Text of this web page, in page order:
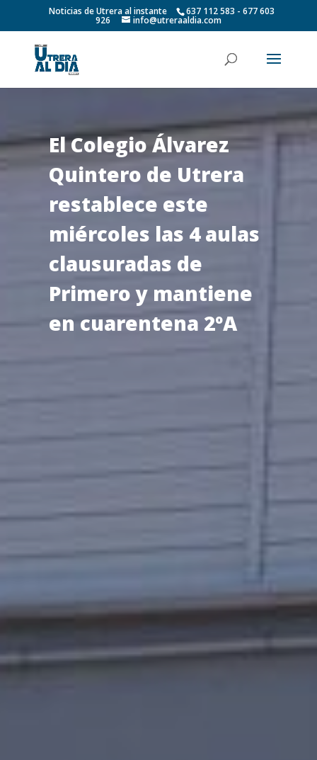
Noticias de Utrera al instante 637 112 583 - 677 603
926 info@utreraaldia.com
El Colegio Álvarez
Quintero de Utrera
restablece este
miércoles las 4 aulas
clausuradas de
Primero y mantiene
en cuarentena 2ºA